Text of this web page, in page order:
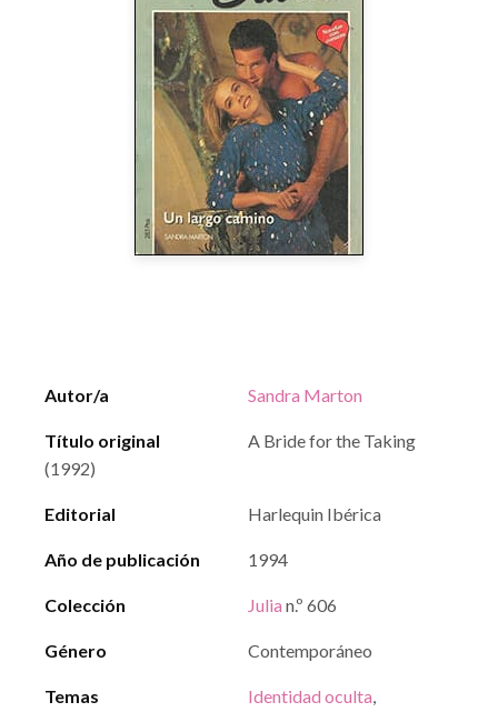
Autor/a Sandra Marton
Título original
A Bride for the Taking
(1992)
Editorial Harlequin Ibérica
Año de publicación 1994
Colección Julia n.º 606
Género Contemporáneo
Temas Identidad oculta,